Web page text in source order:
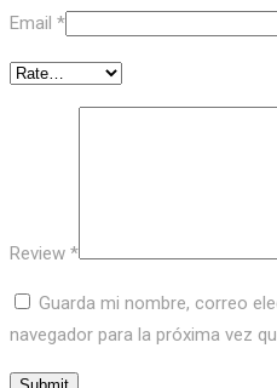
Email *
Review *
Guarda mi nombre, correo
navegador para la próxima vez